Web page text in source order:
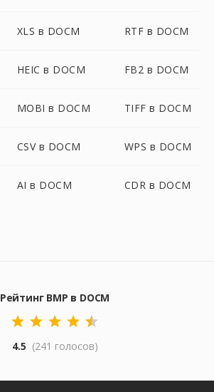
XLS в DOCM RTF в DOCM
HEIC в DOCM FB2 в DOCM
MOBI в DOCM TIFF в DOCM
CSV в DOCM WPS в DOCM
AI в DOCM CDR в DOCM
Рейтинг BMP в DOCM
4.5 (241 голосов)